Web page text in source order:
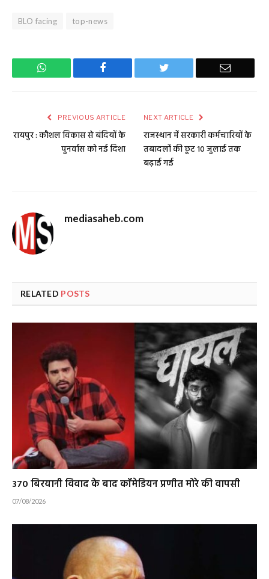
BLO facing top-news
WhatsApp Facebook Twitter Email
PREVIOUS ARTICLE
रायपुर : कौशल विकास से बंदियों के
पुनर्वास को नई दिशा
NEXT ARTICLE
राजस्थान में सरकारी कर्मचारियों के
तबादलों की छूट 10 जुलाई तक
बढ़ाई गई
mediasaheb.com
RELATED POSTS
₹370 बिरयानी विवाद के बाद कॉमेडियन प्रणीत मोरे की वापसी
07/08/2026